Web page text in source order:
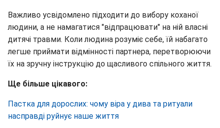
Важливо усвідомлено підходити до вибору коханої
людини, а не намагатися "відпрацювати" на ній власні
дитячі травми. Коли людина розуміє себе, їй набагато
легше приймати відмінності партнера, перетворюючи
їх на зручну інструкцію до щасливого спільного життя.
Ще більше цікавого:
Пастка для дорослих: чому віра у дива та ритуали
насправді руйнує наше життя